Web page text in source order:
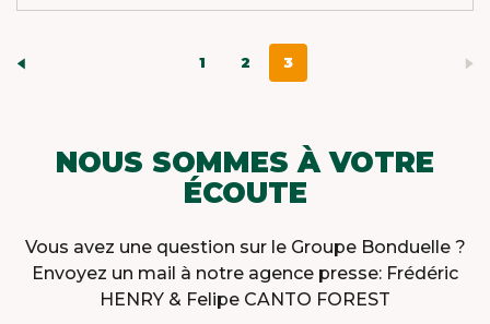
1 2 3
NOUS SOMMES À VOTRE
ÉCOUTE
Vous avez une question sur le Groupe Bonduelle ?
Envoyez un mail à notre agence presse: Frédéric
HENRY & Felipe CANTO FOREST